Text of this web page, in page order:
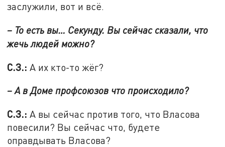
заслужили, вот и всё.
– То есть вы… Секунду. Вы сейчас сказали, что
жечь людей можно?
С.З.: А их кто-то жёг?
– А в Доме профсоюзов что происходило?
С.З.: А вы сейчас против того, что Власова
повесили? Вы сейчас что, будете
оправдывать Власова?